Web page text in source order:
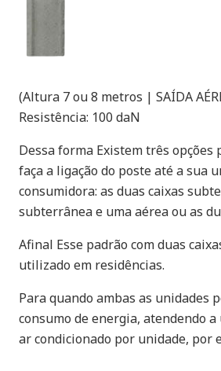
(Altura 7 ou 8 metros | SAÍDA
Resistência: 100 daN
Dessa forma Existem três opções
faça a ligação do poste até a sua
consumidora: as duas caixas
subterrânea e uma aérea ou as
Afinal Esse padrão com duas
utilizado em residências.
Para quando ambas as unidades
consumo de energia, atendendo
ar condicionado por unidade, por